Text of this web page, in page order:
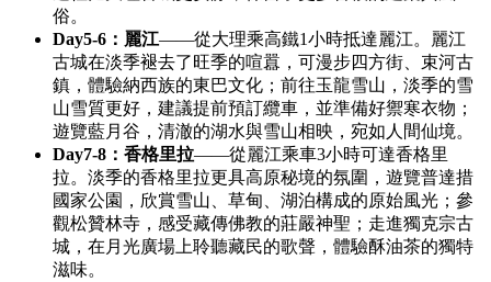
俗。
Day5-6：麗江——從大理乘高鐵1小時抵達麗江。麗江
古城在淡季褪去了旺季的喧囂，可漫步四方街、束河古
鎮，體驗納西族的東巴文化；前往玉龍雪山，淡季的雪
山雪質更好，建議提前預訂纜車，並準備好禦寒衣物；
遊覽藍月谷，清澈的湖水與雪山相映，宛如人間仙境。
Day7-8：香格里拉——從麗江乘車3小時可達香格里
拉。淡季的香格里拉更具高原秘境的氛圍，遊覽普達措
國家公園，欣賞雪山、草甸、湖泊構成的原始風光；參
觀松贊林寺，感受藏傳佛教的莊嚴神聖；走進獨克宗古
城，在月光廣場上聆聽藏民的歌聲，體驗酥油茶的獨特
滋味。